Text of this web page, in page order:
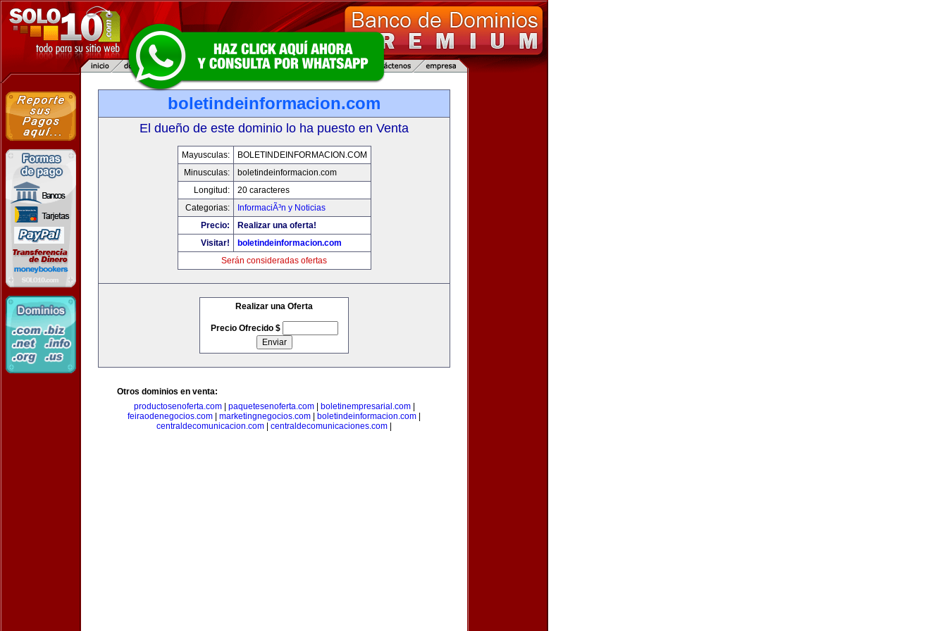
boletindeinformacion.com
El dueño de este dominio lo ha puesto en Venta
Mayusculas:
BOLETINDEINFORMACION.COM
Minusculas:
boletindeinformacion.com
Longitud:
20 caracteres
Categorias:
InformaciÃ³n y Noticias
Precio:
Realizar una oferta!
Visitar!
boletindeinformacion.com
Serán consideradas ofertas
Realizar una Oferta
Precio Ofrecido $
Otros dominios en venta:
productosenoferta.com| paquetesenoferta.com| boletinempresarial.com|
feiraodenegocios.com
marketingnegocios.com boletindeinformacion.com
centraldecomunicacion.com
centraldecomunicaciones.com